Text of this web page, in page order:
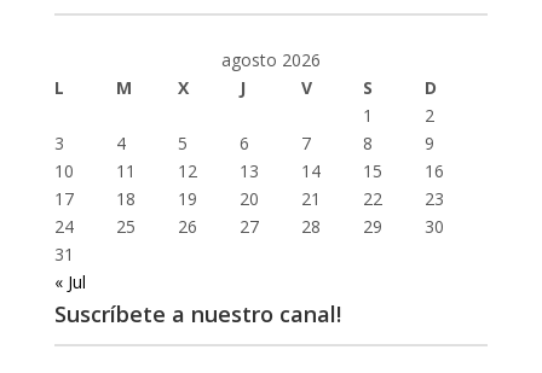
agosto 2026
L
M X J V S
D
1
2
3
4 5 6 7 8
9
10
11 12 13 14 15
16
17
18 19 20 21 22
23
24
25 26 27 28 29
30
31
« Jul
Suscríbete a nuestro canal!